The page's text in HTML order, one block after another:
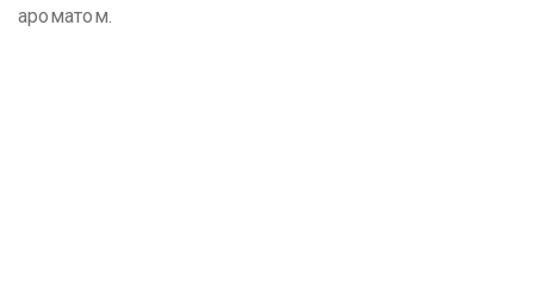
ароматом.